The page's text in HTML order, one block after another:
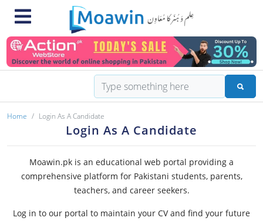
Home Login As A Candidate
Login As A Candidate
Moawin.pk is an educational web portal providing a
comprehensive platform for Pakistani students, parents,
teachers, and career seekers.
Log in to our portal to maintain your CV and find your future